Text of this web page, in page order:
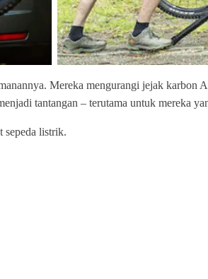
Mereka mengurangi jejak
tantangan – terutama untuk mereka
sepeda listrik.